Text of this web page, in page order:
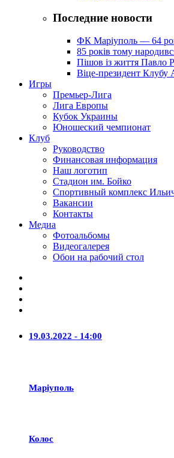
Последние новости
ФК Маріуполь — 64
85 років тому
Пішов із життя Павло
Віце-президент Клубу
Игры
Премьер-Лига
Лига Европы
Кубок Украины
Юношеский чемпионат
Клуб
Руководство
Финансовая информация
Наш логотип
Стадион им. Бойко
Спортивный комплекс
Вакансии
Контакты
Медиа
Фотоальбомы
Видеогалерея
Обои на рабочий стол
19.03.2022 - 14:00
Маріуполь
Колос